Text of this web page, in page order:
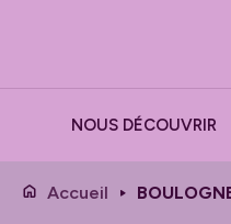
NOUS DÉCOUVRIR
Accueil